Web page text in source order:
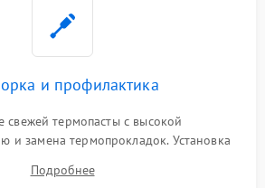
и профилактика
свежей термопасты с высокой
и замена термопрокладок. Установка
и накопителей. Предварительная
Подробнее